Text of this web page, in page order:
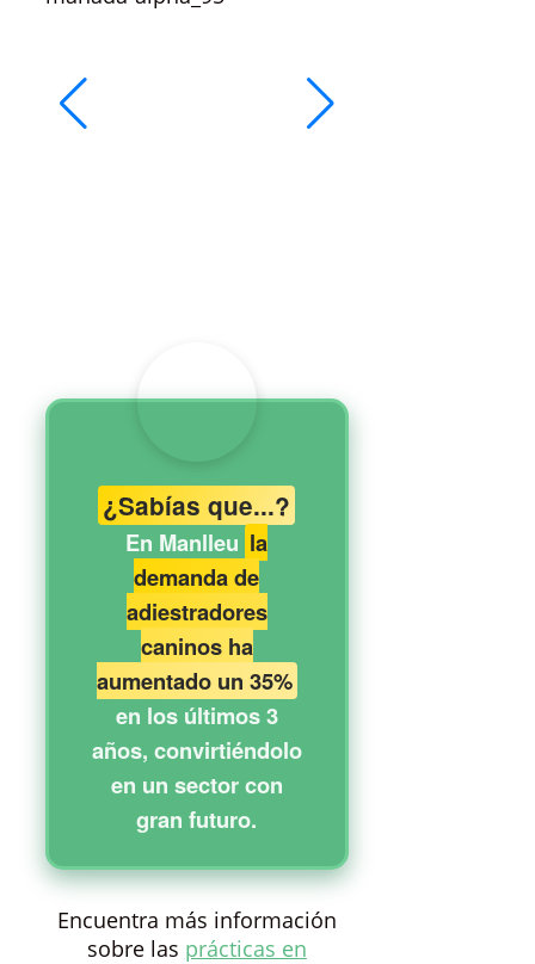
¿Sabías que...?
En Manlleu la
demanda de
adiestradores
caninos ha
aumentado un 35%
en los últimos 3
años, convirtiéndolo
en un sector con
gran futuro.
Encuentra más información
sobre las prácticas en